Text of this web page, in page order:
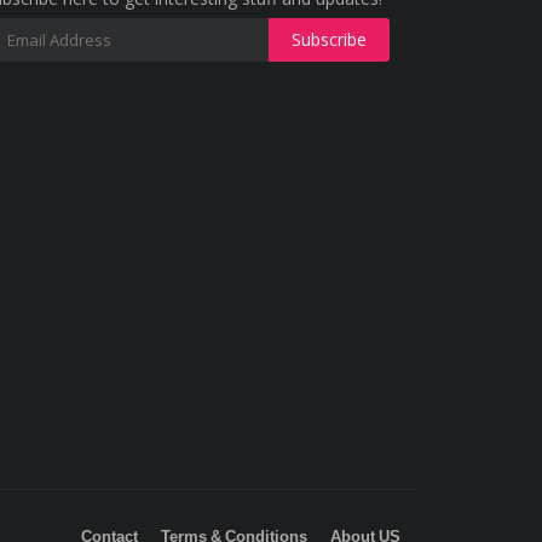
Contact Terms & Conditions About US